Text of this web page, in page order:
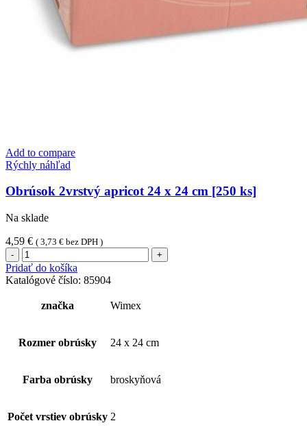
Add to compare
Rýchly náhľad
Obrúsok 2vrstvý apricot 24 x 24 cm [250 ks]
Na sklade
4,59 € ( 3,73 € bez DPH )
množstvo
Obrúsok
2vrstvý
apricot
cm
Pridať do košíka
Katalógové číslo: 85904
značka Wimex
Rozmer obrúsky 24 x 24 cm
Farba obrúsky broskyňová
Počet vrstiev obrúsky 2